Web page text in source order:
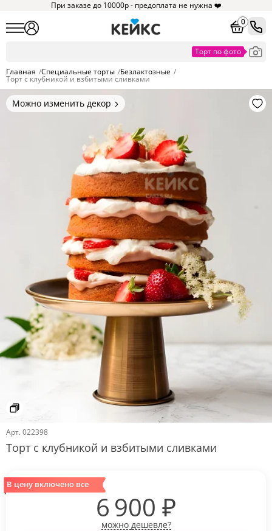
При заказе до 10000р - предоплата не нужна ❤️
0
Главная /Специальные торты /Безлактозные /
Торт с клубникой и взбитыми сливками
Можно изменить декор
Цвет покрытия, надписи,
Арт. 022398
Торт с клубникой и взбитыми сливками
В цену включено все
6 900 ₽
можно дешевле?